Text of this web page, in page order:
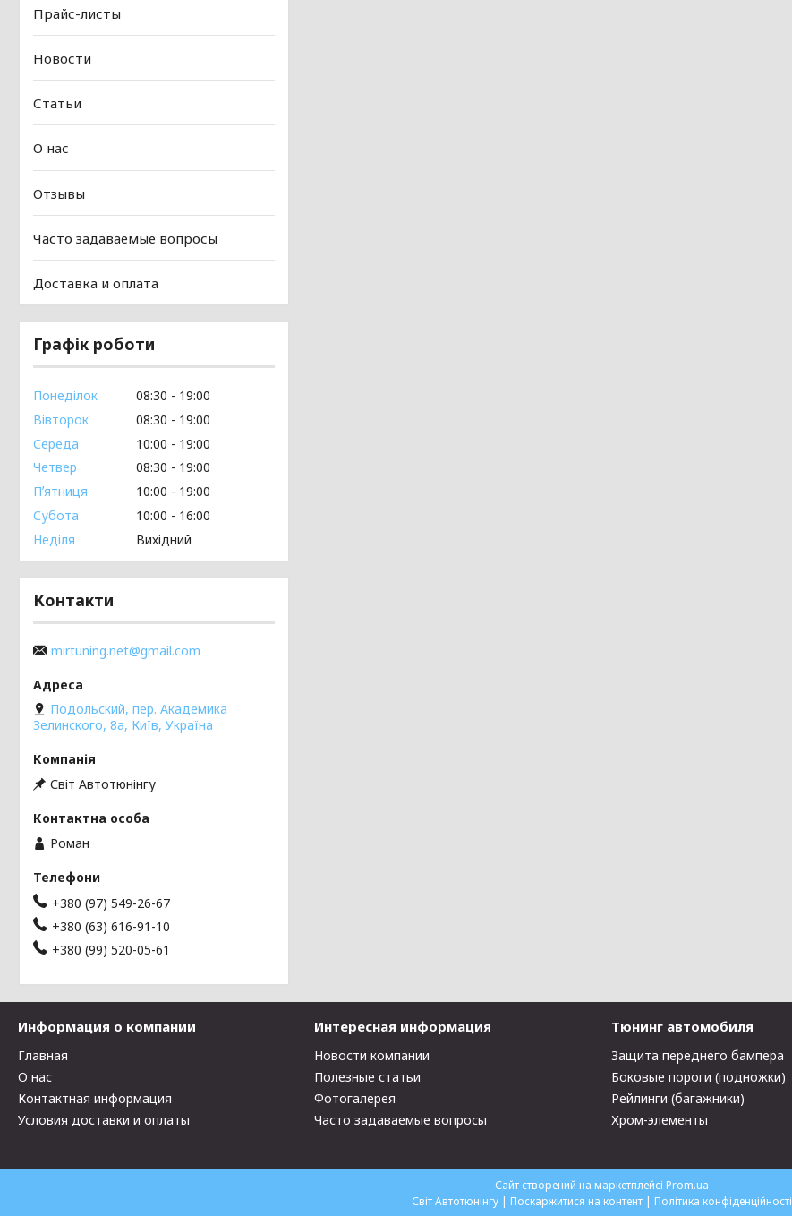
Прайс-листы
Новости
Статьи
О нас
Отзывы
Часто задаваемые вопросы
Доставка и оплата
Графік роботи
Понеділок 08:30
19:00
Вівторок
08:30
19:00
Середа
10:00
19:00
Четвер
08:30
19:00
Пʼятниця
10:00
19:00
Субота
10:00
16:00
Неділя
Вихідний
Контакти
mirtuning.net@gmail.com
Подольский, пер. Академика
Зелинского, 8а, Київ, Україна
Світ Автотюнінгу
Роман
+380 (97) 549-26-67
+380 (63) 616-91-10
+380 (99) 520-05-61
Информация о компании
Главная
О нас
Контактная информация
Условия доставки и оплаты
Интересная информация
Новости компании
Полезные статьи
Фотогалерея
Часто задаваемые вопросы
Тюнинг автомобиля
Защита переднего бампера
Боковые пороги (подножки)
Рейлинги (багажники)
Хром-элементы
Сайт створений на маркетплейсі Prom.ua
Світ Автотюнінгу | Поскаржитися на контент | Політика конфіденційності